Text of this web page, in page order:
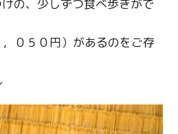
の、少しずつ食べ歩きがで
０５０円）があるのをご存